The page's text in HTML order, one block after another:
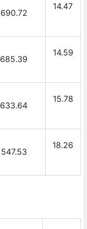
690.72
14.47
685.39
14.59
633.64
15.78
547.53
18.26